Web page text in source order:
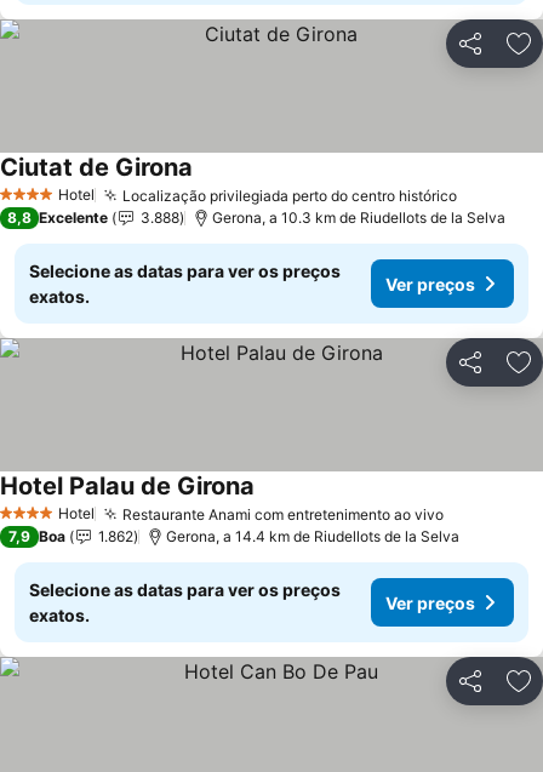
Partilhar
4 EstrelasHotel Localização privilegiada perto do centro histórico
Ciutat de Girona
8,8 Excelente 3.888 Gerona, a 10.3 km de Riudellots de la Selva
Selecione as datas para ver os preços
exatos.
Ver preços
Partilhar
4 EstrelasHotel Restaurante Anami com entretenimento ao vivo
Hotel Palau de Girona
7,9 Boa 1.862 Gerona, a 14.4 km de Riudellots de la Selva
Selecione as datas para ver os preços
exatos.
Ver preços
Partilhar